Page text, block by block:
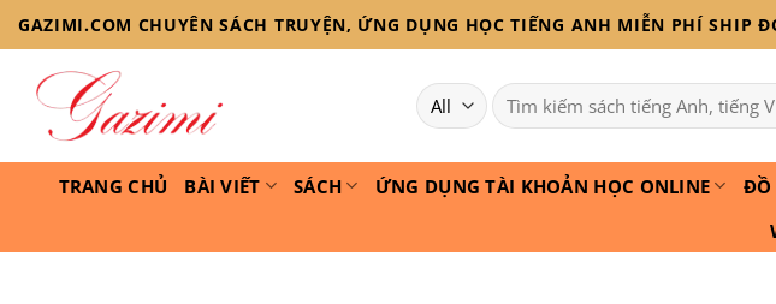
Skip
to
content
GAZIMI.COM CHUYÊN SÁCH TRUYỆN, ỨNG DỤNG HỌC TIẾNG ANH MIỄN PHÍ SHIP
Tìm
kiếm:
TRANG CHỦ BÀI VIẾT SÁCH ỨNG DỤNG TÀI KHOẢN HỌC ONLINE ĐỒ